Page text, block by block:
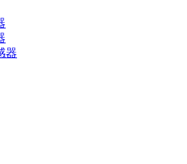
器